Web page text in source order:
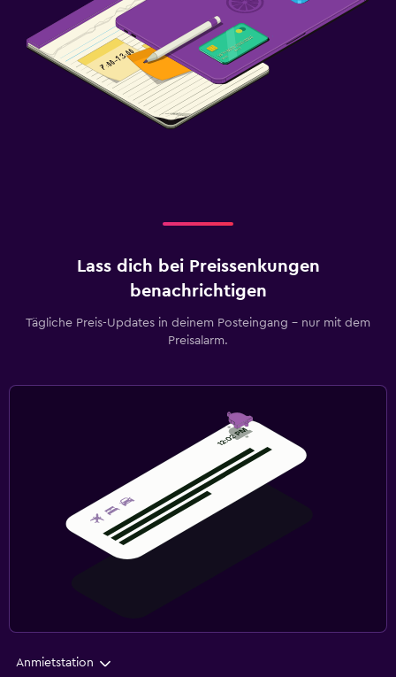
Lass dich bei Preissenkungen
benachrichtigen
Tägliche Preis-Updates in deinem Posteingang – nur mit dem
Preisalarm.
Anmietstation